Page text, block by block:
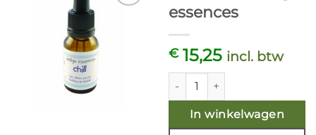
essences
€15,25 incl. btw
Chill 15ml. Indigo essences
In winkelwagen